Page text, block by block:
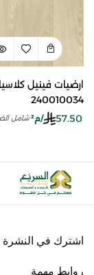
240010034
57.50
/م² شامل
اشترك في النشرة
روابط مهمة